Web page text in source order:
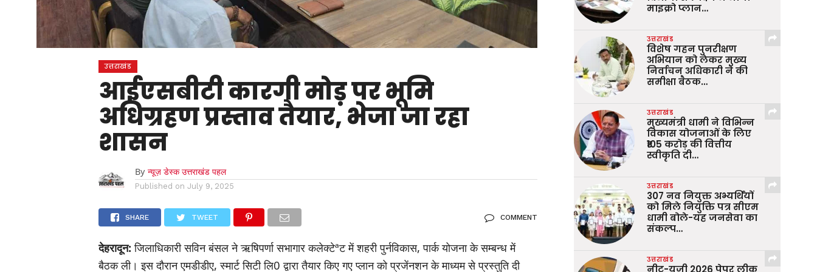
उत्तराखंड
आईएसबीटी कारगी मोड़ पर भूमि
अधिग्रहण प्रस्ताव तैयार, भेजा जा रहा
शासन
By न्यूज़ डेस्क उत्तराखंड पहल
Published on July 9, 2025
SHARE TWEET COMMENT
देहरादून:जिलाधिकारी सविन बंसल ने ऋषिपर्णा सभागार कलेक्टेªट में शहरी पुर्नविकास, पार्क योजना के सम्बन्ध में
बैठक ली। इस दौरान एमडीडीए, स्मार्ट सिटी लि0 द्वारा तैयार किए गए प्लान को प्रजेंनशन के माध्यम से प्रस्तुति दी
माइक्रो प्लान…
उत्तराखंड
विशेष गहन पुनरीक्षण
अभियान को लेकर मुख्य
निर्वाचन अधिकारी ने की
समीक्षा बैठक…
उत्तराखंड
मुख्यमंत्री धामी ने विभिन्न
विकास योजनाओं के लिए
₹105 करोड़ की वित्तीय
स्वीकृति दी…
उत्तराखंड
307 नव नियुक्त अभ्यर्थियों
को मिले नियुक्ति पत्र सीएम
धामी बोले-यह जनसेवा का
संकल्प…
उत्तराखंड
नीट-यूजी 2026 पेपर लीक